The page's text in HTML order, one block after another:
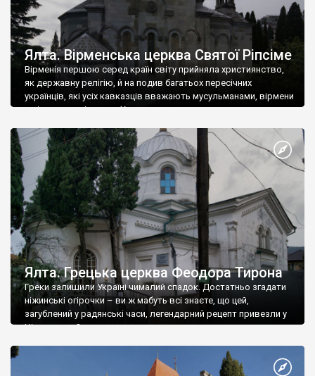
Ялта. Вірменська церква Святої Ріпсіме
Вірменія першою серед країн світу прийняла християнство,
як державну релігію, й на подив багатьох пересічних
українців, які усіх кавказців вважають мусульманами, вірмени
є відданими вірянами Христа
Ялта. Грецька церква Феодора Тирона
Греки залишили Україні чималий спадок. Достатньо згадати
ніжинські огірочки – ви ж мабуть всі знаєте, що цей,
загублений у радянські часи, легендарний рецепт привезли у
Ніжин греки?